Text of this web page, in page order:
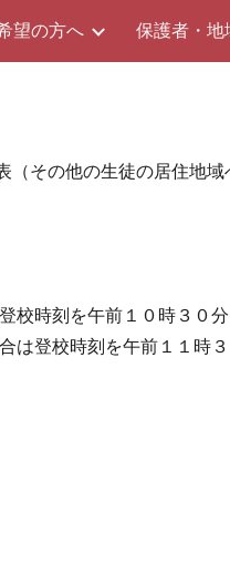
Skip to navigation
望の方へ 保護者・地
その他の生徒の居住地
時刻を午前１０時３０分
登校時刻を午前１１時３